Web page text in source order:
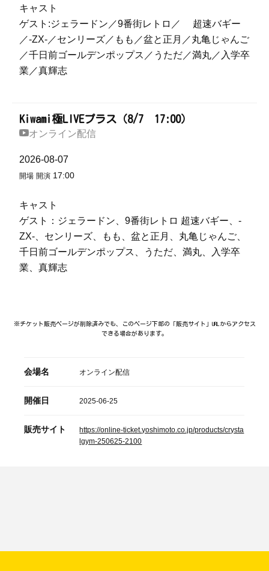
キャスト
ゲスト:ジェラードン／9番街レトロ／ 超速バギー
／-ZX-／センリーズ／もも／盆と正月／丸亀じゃんご
／千日前ゴールデンポップス／うただ／満丸／入学卒
業／真輝志
Kiwami極LIVEプラス（8/7 17:00）
オンライン配信
2026-08-07
開場 開演 17:00
キャスト
ゲスト：ジェラードン、9番街レトロ 超速バギー、-
ZX-、センリーズ、もも、盆と正月、丸亀じゃんご、
千日前ゴールデンポップス、うただ、満丸、入学卒
業、真輝志
※チケット販売ページが削除済みでも、このページ下部の「販売サイト」URLからアクセス
できる場合があります。
会場名 オンライン配信
開催日 2025-06-25
販売サイト
https://online-ticket.yoshimoto.co.jp/products/crysta
lgym-250625-2100